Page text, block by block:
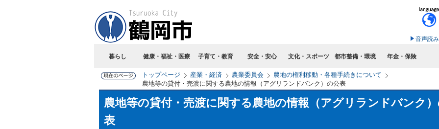
音声読
暮らし 健康・福祉・医療 子育て・教育 安全・安心 文化・スポーツ 都市整備・環境 年金・保険
トップページ 産業・経済 農業委員会
農地の権利移動・各種手続きについて
農地等の貸付・売渡に関する農地の情報（アグリランドバンク）の公表
農地等の貸付・売渡に関する農地の情報（アグリランドバンク
表